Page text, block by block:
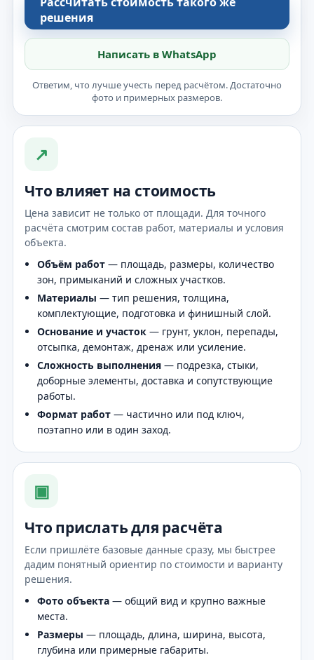
решения
Написать в WhatsApp
Ответим, что лучше учесть перед расчётом. Достаточно
фото и примерных размеров.
↗
Что влияет на стоимость
Цена зависит не только от площади. Для точного
расчёта смотрим состав работ, материалы и условия
объекта.
Объём работ — площадь, размеры, количество
зон, примыканий и сложных участков.
Материалы — тип решения, толщина,
комплектующие, подготовка и финишный слой.
Основание и участок — грунт, уклон, перепады,
отсыпка, демонтаж, дренаж или усиление.
Сложность выполнения — подрезка, стыки,
доборные элементы, доставка и сопутствующие
работы.
Формат работ — частично или под ключ,
поэтапно или в один заход.
▣
Что прислать для расчёта
Если пришлёте базовые данные сразу, мы быстрее
дадим понятный ориентир по стоимости и варианту
решения.
Фото объекта — общий вид и крупно важные
места.
Размеры — площадь, длина, ширина, высота,
глубина или примерные габариты.